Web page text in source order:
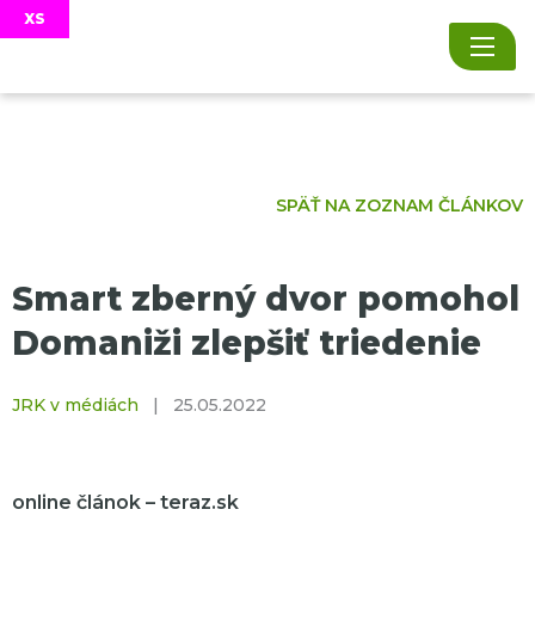
SPÄŤ NA ZOZNAM ČLÁNKOV
Smart zberný dvor pomohol
Domaniži zlepšiť triedenie
JRK v médiách 25.05.2022
online článok – teraz.sk